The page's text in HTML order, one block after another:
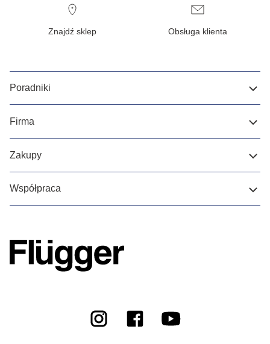
Znajdź sklep Obsługa klienta
Poradniki
Firma
Zakupy
Współpraca